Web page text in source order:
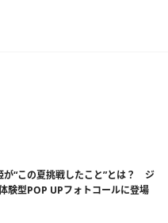
が“この夏挑戦したこと”とは？ ジ
験型POP UPフォトコールに登場